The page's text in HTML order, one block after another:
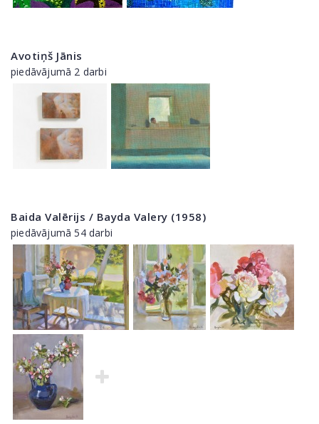
Avotiņš Jānis
piedāvājumā 2 darbi
Baida Valērijs / Bayda Valery (1958)
piedāvājumā 54 darbi